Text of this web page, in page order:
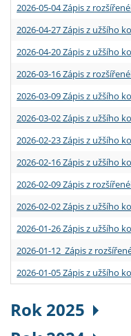
2026-05-04 Zápis z
2026-04-27 Zápis z užšího
2026-04-20 Zápis z užšího
2026-03-16 Zápis z
2026-03-09 Zápis z užšího
2026-03-02 Zápis z užšího
2026-02-23 Zápis z užšího
2026-02-16 Zápis z užšího
2026-02-09 Zápis z
2026-02-02 Zápis z užšího
2026-01-26 Zápis z užšího
2026-01-12 Zápis z
2026-01-05 Zápis z užšího
Rok 2025